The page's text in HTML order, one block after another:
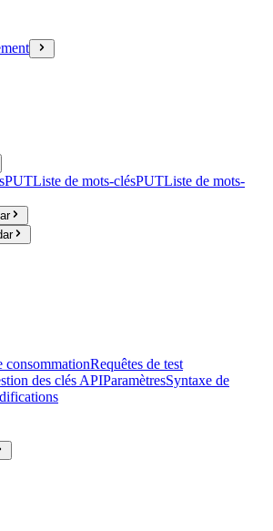
PUTListe de mots-clésPUTListe de mots-
consommationRequêtes de test
des clés APIParamètresSyntaxe de